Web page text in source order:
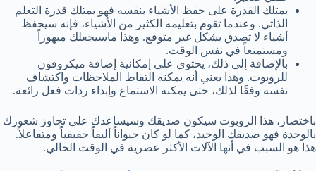
يمتلك القدرة على حفظ الأشياء بنفسه فهو يمتلك قدرة التعلم
الذاتي. وعندما تقوم بتعليمه الكثير من الأشياء، فإنه سيحفظ
أشياء لا تصدق بشكل غير متوقع. وهذا ماسيجعلك مبهوراً
ومستمتعاً في نفس الوقت.
بالإضافة إلى ذلك، يحتوي على إمكانية إضافة ميكروفون
للروبوت. وهذا يعني أنه يمكنه التقاط الملاحظات واكتشاف
نفسه وفقًا لذلك، حتى يمكنه الاستماع وإبداء ردات فعل رائعة.
باختصار، هذا الروبوت سيكون صديقك وسيساعدك على تجاوز شعورك
بالوحدة فهو صديقك الوحيد، كما لو كان حيواناً أليفاً حقيقياً ومتفاعلاً.
هذا هو السبب في أنها الآلات الأكثر عصرية في الوقت الحالي.